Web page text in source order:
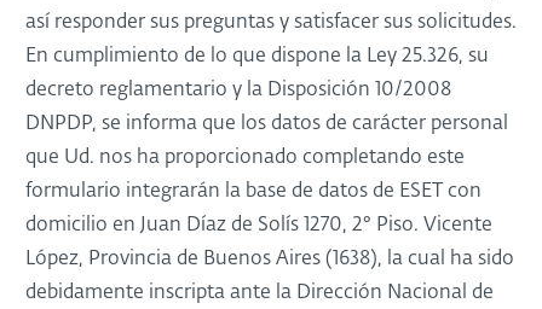
así responder sus preguntas y satisfacer sus solicitudes.
En cumplimiento de lo que dispone la Ley 25.326, su
decreto reglamentario y la Disposición 10/2008
DNPDP, se informa que los datos de carácter personal
que Ud. nos ha proporcionado completando este
formulario integrarán la base de datos de ESET con
domicilio en Juan Díaz de Solís 1270, 2° Piso. Vicente
López, Provincia de Buenos Aires (1638), la cual ha sido
debidamente inscripta ante la Dirección Nacional de